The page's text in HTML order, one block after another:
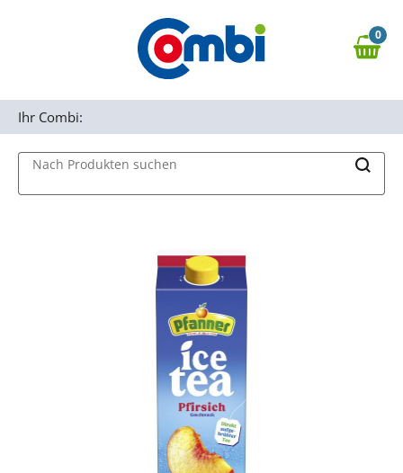
Zur Navigation springen
0,00 €
0
Nach Produkten suchen
Ihr Combi: